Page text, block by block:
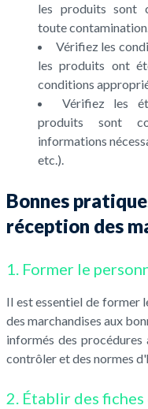
les produits sont
toute
Vérifiez les
les produits ont
conditions
Vérifiez les
produits sont
informations
etc.).
Bonnes
réception des
1. Former le
Il est essentiel de former
des marchandises aux
informés des
contrôler et des normes
2. Établir des